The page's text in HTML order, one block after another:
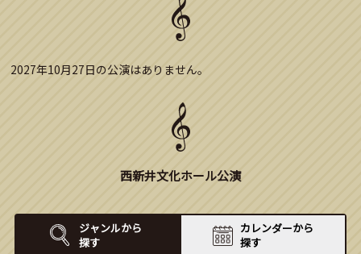
2027年10月27日の公演はありません。
西新井文化ホール公演
ジャンルから
探す
カレンダーから
探す